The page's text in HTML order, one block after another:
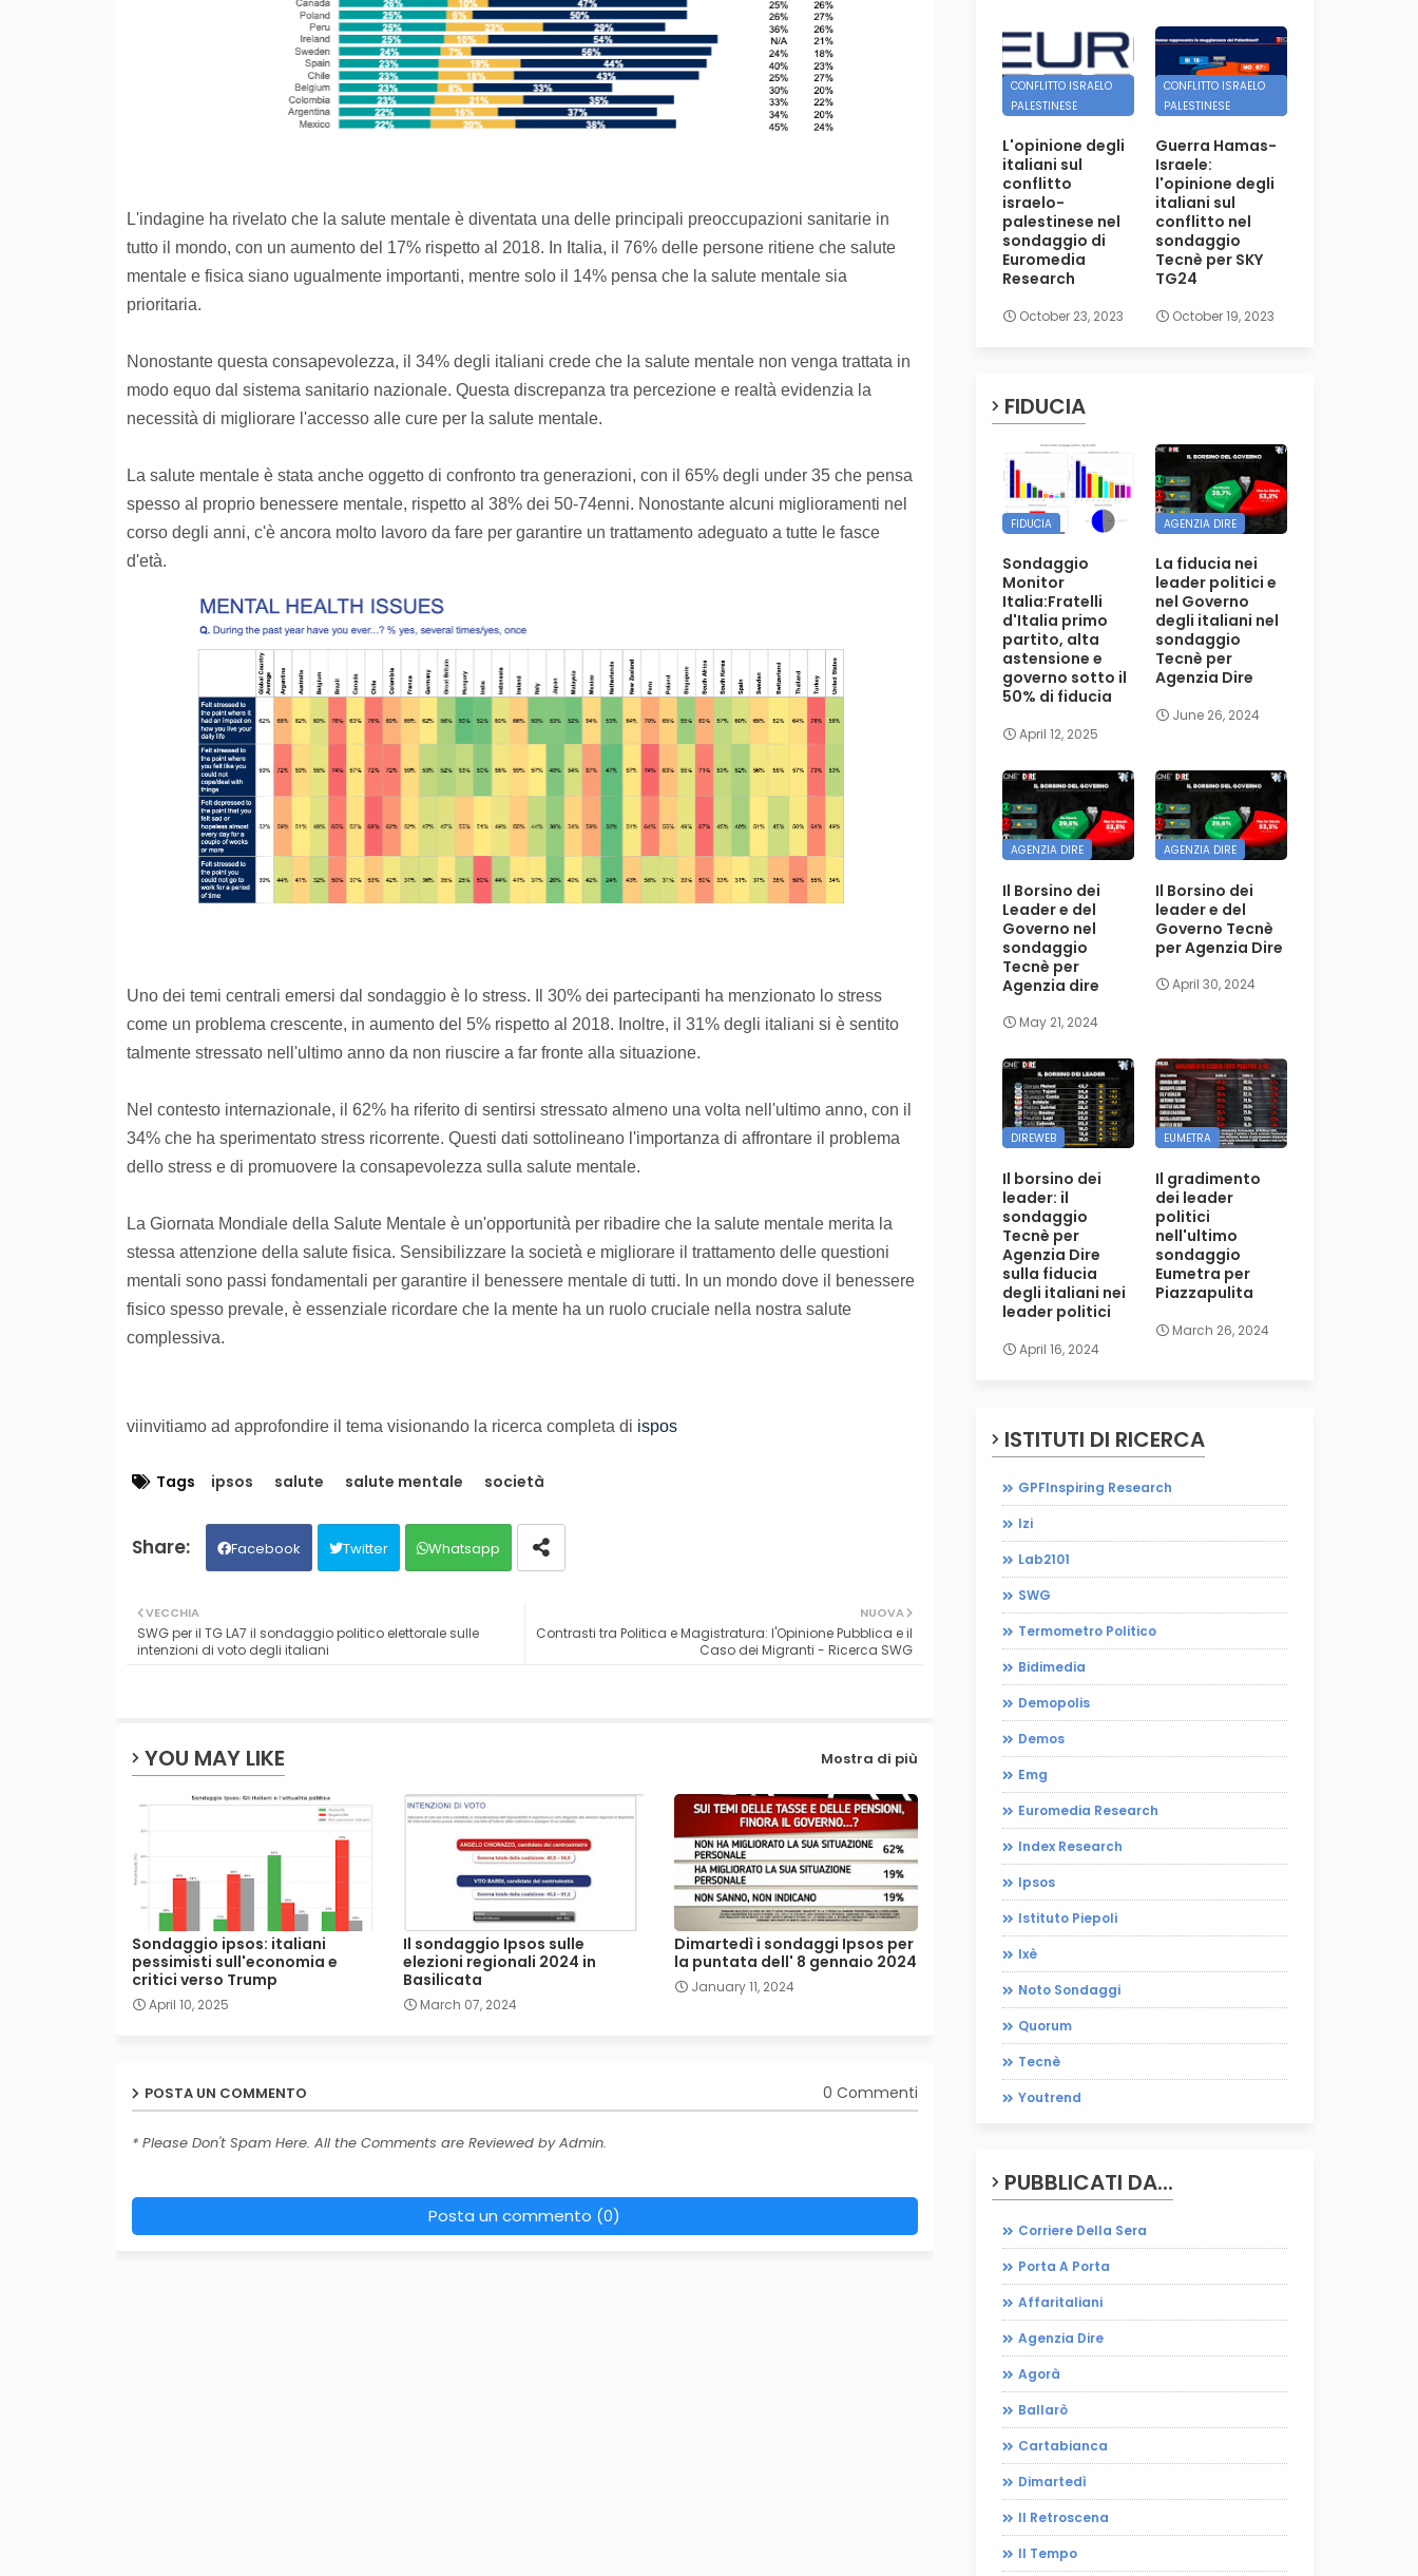
L'indagine ha rivelato che la salute mentale è diventata una delle principali preoccupazioni sanitarie in
tutto il mondo, con un aumento del 17% rispetto al 2018. In Italia, il 76% delle persone ritiene che salute
mentale e fisica siano ugualmente importanti, mentre solo il 14% pensa che la salute mentale sia
prioritaria.
Nonostante questa consapevolezza, il 34% degli italiani crede che la salute mentale non venga trattata in
modo equo dal sistema sanitario nazionale. Questa discrepanza tra percezione e realtà evidenzia la
necessità di migliorare l'accesso alle cure per la salute mentale.
La salute mentale è stata anche oggetto di confronto tra generazioni, con il 65% degli under 35 che pensa
spesso al proprio benessere mentale, rispetto al 38% dei 50-74enni. Nonostante alcuni miglioramenti nel
corso degli anni, c'è ancora molto lavoro da fare per garantire un trattamento adeguato a tutte le fasce
d'età.
Uno dei temi centrali emersi dal sondaggio è lo stress. Il 30% dei partecipanti ha menzionato lo stress
come un problema crescente, in aumento del 5% rispetto al 2018. Inoltre, il 31% degli italiani si è sentito
talmente stressato nell'ultimo anno da non riuscire a far fronte alla situazione.
Nel contesto internazionale, il 62% ha riferito di sentirsi stressato almeno una volta nell'ultimo anno, con il
34% che ha sperimentato stress ricorrente. Questi dati sottolineano l'importanza di affrontare il problema
dello stress e di promuovere la consapevolezza sulla salute mentale.
La Giornata Mondiale della Salute Mentale è un'opportunità per ribadire che la salute mentale merita la
stessa attenzione della salute fisica. Sensibilizzare la società e migliorare il trattamento delle questioni
mentali sono passi fondamentali per garantire il benessere mentale di tutti. In un mondo dove il benessere
fisico spesso prevale, è essenziale ricordare che la mente ha un ruolo cruciale nella nostra salute
complessiva.
viinvitiamo ad approfondire il tema visionando la ricerca completa di ispos
Tags ipsos salute salute mentale società
Facebook Twitter Whatsapp
NUOVA
Contrasti tra Politica e Magistratura: l'Opinione Pubblica e il
Caso dei Migranti - Ricerca SWG
VECCHIA
SWG per il TG LA7 il sondaggio politico elettorale sulle
intenzioni di voto degli italiani
YOU MAY LIKE Mostra di più
Sondaggio ipsos: italiani
pessimisti sull'economia e
critici verso Trump
April 10, 2025
Il sondaggio Ipsos sulle
elezioni regionali 2024 in
Basilicata
March 07, 2024
Dimartedì i sondaggi Ipsos per
la puntata dell' 8 gennaio 2024
January 11, 2024
POSTA UN COMMENTO 0 Commenti
* Please Don't Spam Here. All the Comments are Reviewed by Admin.
Posta un commento (0)
CONFLITTO ISRAELO
PALESTINESE
L'opinione degli
italiani sul
conflitto
israelo-
palestinese nel
sondaggio di
Euromedia
Research
October 23, 2023
CONFLITTO ISRAELO
PALESTINESE
Guerra Hamas-
Israele:
l'opinione degli
italiani sul
conflitto nel
sondaggio
Tecnè per SKY
TG24
October 19, 2023
FIDUCIA
FIDUCIA
Sondaggio
Monitor
Italia:Fratelli
d'Italia primo
partito, alta
astensione e
governo sotto il
50% di fiducia
April 12, 2025
AGENZIA DIRE
La fiducia nei
leader politici e
nel Governo
degli italiani nel
sondaggio
Tecnè per
Agenzia Dire
June 26, 2024
AGENZIA DIRE
Il Borsino dei
Leader e del
Governo nel
sondaggio
Tecnè per
Agenzia dire
May 21, 2024
AGENZIA DIRE
Il Borsino dei
leader e del
Governo Tecnè
per Agenzia Dire
April 30, 2024
DIREWEB
Il borsino dei
leader: il
sondaggio
Tecnè per
Agenzia Dire
sulla fiducia
degli italiani nei
leader politici
April 16, 2024
EUMETRA
Il gradimento
dei leader
politici
nell'ultimo
sondaggio
Eumetra per
Piazzapulita
March 26, 2024
ISTITUTI DI RICERCA
GPFInspiring Research
Izi
Lab2101
SWG
Termometro Politico
Bidimedia
Demopolis
Demos
Emg
Euromedia Research
Index Research
Ipsos
Istituto Piepoli
Ixè
Noto Sondaggi
Quorum
Tecnè
Youtrend
PUBBLICATI DA...
Corriere Della Sera
Porta A Porta
Affaritaliani
Agenzia Dire
Agorà
Ballarò
Cartabianca
Dimartedì
Il Retroscena
Il Tempo